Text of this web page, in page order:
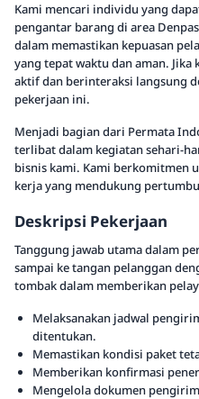
Kami mencari individu yang
pengantar barang di area
dalam memastikan kepuasan
yang tepat waktu dan aman.
aktif dan berinteraksi langsung
pekerjaan ini.
Menjadi bagian dari Permata
terlibat dalam kegiatan sehari-
bisnis kami. Kami berkomitmen
kerja yang mendukung
Deskripsi Pekerjaan
Tanggung jawab utama dalam
sampai ke tangan pelanggan
tombak dalam memberikan
Melaksanakan jadwal
ditentukan.
Memastikan kondisi paket
Memberikan konfirmasi
Mengelola dokumen